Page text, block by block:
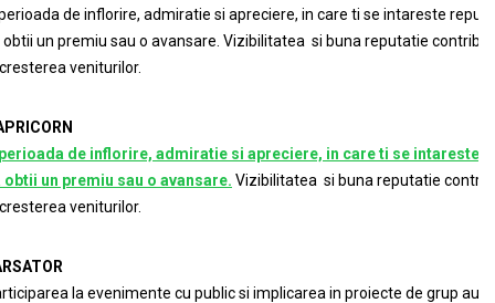
de inflorire, admiratie si apreciere, in care ti se intareste
obtii un premiu sau o avansare. Vizibilitatea si buna reputatie
veniturilor.
de inflorire, admiratie si apreciere, in care ti se intareste
obtii un premiu sau o avansare. Vizibilitatea si buna reputatie
veniturilor.
la evenimente cu public si implicarea in proiecte de grup au